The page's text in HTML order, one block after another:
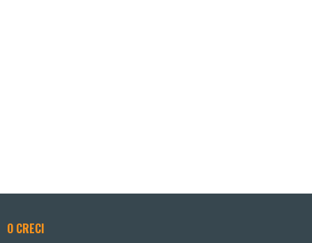
O CRECI